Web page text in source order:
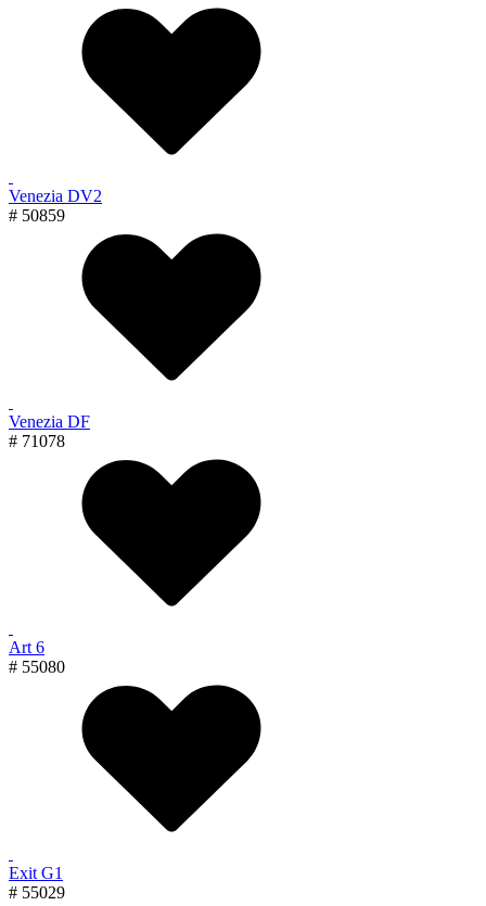
Venezia DV2
# 50859
Venezia DF
# 71078
Art 6
# 55080
Exit G1
# 55029